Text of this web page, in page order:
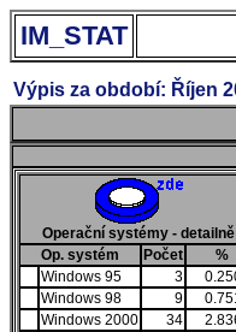
IM_STAT
Výpis za období: Říjen
Operační systémy - detailně
Op. systém
Počet
%
Windows 95
3
Windows 98
9
Windows 2000
34